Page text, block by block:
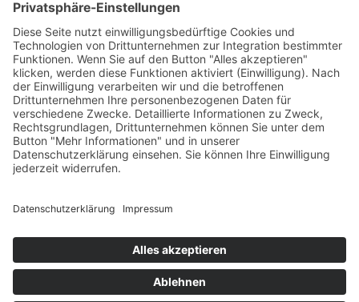
Tekal – Textile Lebensqualität
Exklusive moderne & Orientteppiche
Feuerwerk XXL
Pyrotechnik online bestellen
© Stadtmühle Waldenbuch 2026
und Mühlenprodukte ·
Cookie-Einstellungen
Alle Preise inkl. der gesetzlichen MwSt.
Die durchgestrichenen Preise entsprechen dem bisherigen Preis in